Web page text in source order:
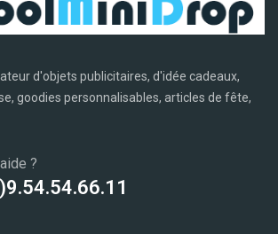
d'objets publicitaires, d'idée cadeaux,
goodies personnalisables, articles de fête,
?